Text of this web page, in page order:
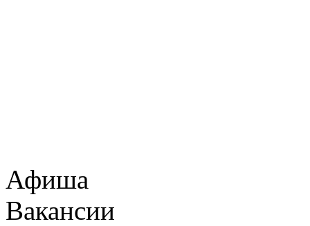
Афиша
Вакансии